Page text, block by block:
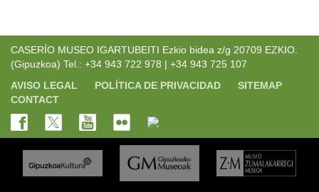
CASERÍO MUSEO IGARTUBEITI Ezkio bidea z/g 20709 EZKIO.
(Gipuzkoa) Tel.: +34 943 722 978 | +34 943 725 107
AVISO LEGAL
POLÍTICA DE PRIVACIDAD
SITEMAP
CONTACT